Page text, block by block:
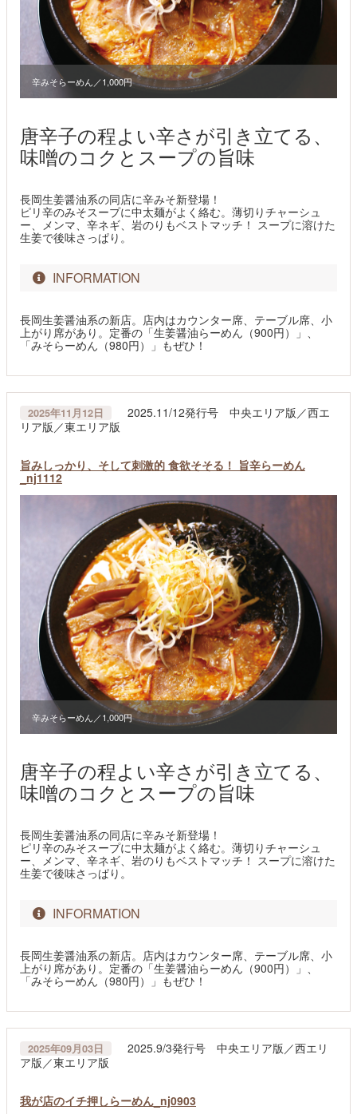
辛みそらーめん／1,000円
唐辛子の程よい辛さが引き立てる、
味噌のコクとスープの旨味
長岡生姜醤油系の同店に辛みそ新登場！
ピリ辛のみそスープに中太麺がよく絡む。薄切りチャーシュ
ー、メンマ、辛ネギ、岩のりもベストマッチ！ スープに溶けた
生姜で後味さっぱり。
INFORMATION
長岡生姜醤油系の新店。店内はカウンター席、テーブル席、小
上がり席があり。定番の「生姜醤油らーめん（900円）」、
「みそらーめん（980円）」もぜひ！
2025年11月12日
2025.11/12発行号 中央エリア版／西エ
リア版／東エリア版
旨みしっかり、そして刺激的 食欲そそる！ 旨辛らーめん
_nj1112
辛みそらーめん／1,000円
唐辛子の程よい辛さが引き立てる、
味噌のコクとスープの旨味
長岡生姜醤油系の同店に辛みそ新登場！
ピリ辛のみそスープに中太麺がよく絡む。薄切りチャーシュ
ー、メンマ、辛ネギ、岩のりもベストマッチ！ スープに溶けた
生姜で後味さっぱり。
INFORMATION
長岡生姜醤油系の新店。店内はカウンター席、テーブル席、小
上がり席があり。定番の「生姜醤油らーめん（900円）」、
「みそらーめん（980円）」もぜひ！
2025年09月03日
2025.9/3発行号 中央エリア版／西エリ
ア版／東エリア版
我が店のイチ押しらーめん_nj0903